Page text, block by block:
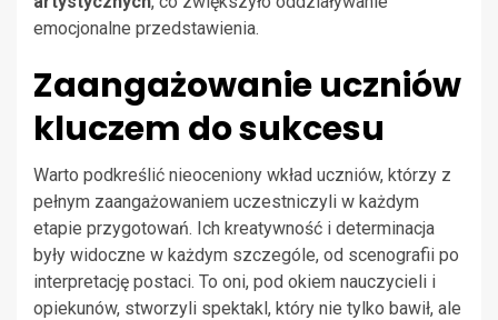
emocjonalne przedstawienia.
Zaangażowanie uczniów
kluczem do sukcesu
Warto podkreślić nieoceniony wkład uczniów, którzy z
pełnym zaangażowaniem uczestniczyli w każdym
etapie przygotowań. Ich kreatywność i determinacja
były widoczne w każdym szczególe, od scenografii po
interpretację postaci. To oni, pod okiem nauczycieli i
opiekunów, stworzyli spektakl, który nie tylko bawił, ale